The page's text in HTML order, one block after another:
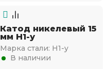
Катод никелевый 15
мм Н1-у
Марка стали: Н1-у
В наличии